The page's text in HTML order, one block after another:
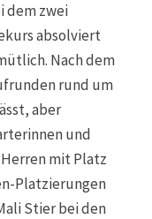
dem zwei
absolviert
Nach dem
rund um
aber
und
mit Platz
Platzierungen
Stier bei den